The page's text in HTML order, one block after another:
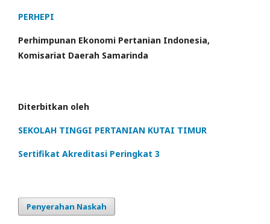
PERHEPI
Perhimpunan Ekonomi Pertanian Indonesia,
Komisariat Daerah Samarinda
Diterbitkan oleh
SEKOLAH TINGGI PERTANIAN KUTAI TIMUR
Sertifikat Akreditasi Peringkat 3
Penyerahan Naskah